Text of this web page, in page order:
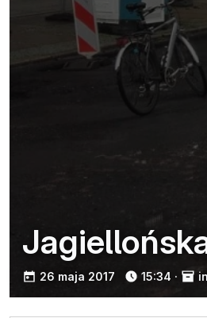
opublikowano:
26 maja 2017 15:34 ·